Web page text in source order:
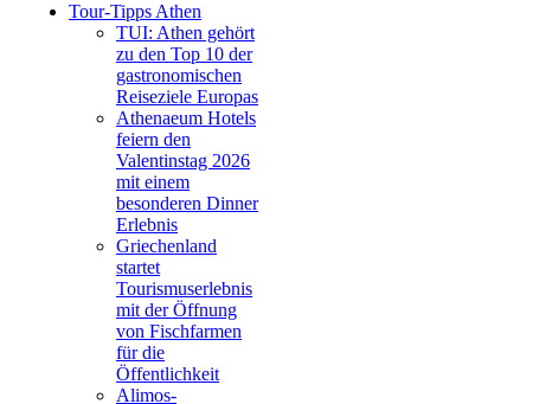
Tour-Tipps Athen
TUI: Athen gehört
zu den Top 10 der
gastronomischen
Reiseziele Europas
Athenaeum Hotels
feiern den
Valentinstag 2026
mit einem
besonderen Dinner
Erlebnis
Griechenland
startet
Tourismuserlebnis
mit der Öffnung
von Fischfarmen
für die
Öffentlichkeit
Alimos-